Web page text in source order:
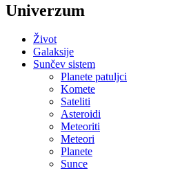
Univerzum
Život
Galaksije
Sunčev sistem
Planete patuljci
Komete
Sateliti
Asteroidi
Meteoriti
Meteori
Planete
Sunce